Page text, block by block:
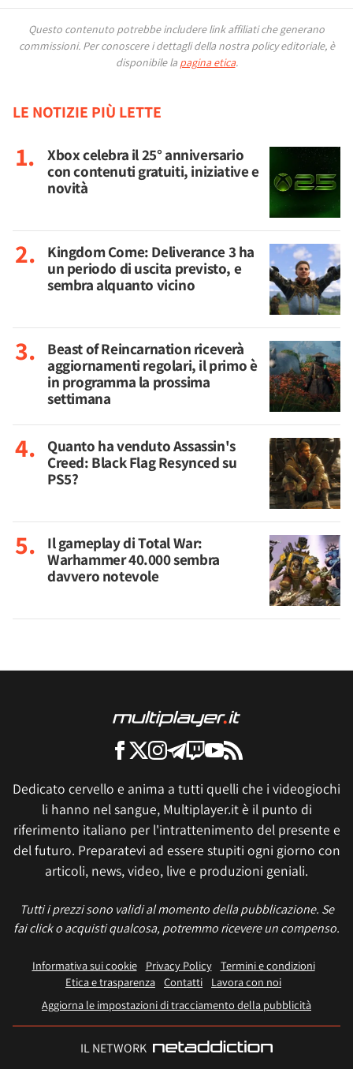
Questo contenuto potrebbe includere link affiliati che generano
commissioni. Per conoscere i dettagli della nostra policy editoriale, è
disponibile la pagina etica.
LE NOTIZIE PIÙ LETTE
Xbox celebra il 25° anniversario
con contenuti gratuiti, iniziative e
novità
Kingdom Come: Deliverance 3 ha
un periodo di uscita previsto, e
sembra alquanto vicino
Beast of Reincarnation riceverà
aggiornamenti regolari, il primo è
in programma la prossima
settimana
Quanto ha venduto Assassin's
Creed: Black Flag Resynced su
PS5?
Il gameplay di Total War:
Warhammer 40.000 sembra
davvero notevole
Dedicato cervello e anima a tutti quelli che i videogiochi
li hanno nel sangue, Multiplayer.it è il punto di
riferimento italiano per l'intrattenimento del presente e
del futuro. Preparatevi ad essere stupiti ogni giorno con
articoli, news, video, live e produzioni geniali.
Tutti i prezzi sono validi al momento della pubblicazione. Se
fai click o acquisti qualcosa, potremmo ricevere un compenso.
Informativa sui cookie Privacy Policy
Termini e condizioni
Etica e trasparenza Contatti
Lavora con noi
Aggiorna le impostazioni di tracciamento della pubblicità
IL NETWORK